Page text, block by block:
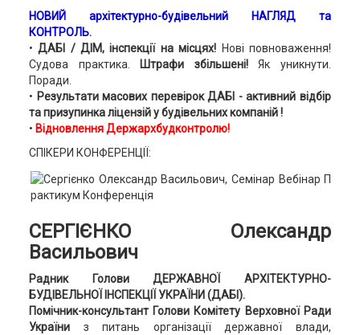
НОВИЙ архітектурно-будівельний НАГЛЯД та
КОНТРОЛЬ.
•ДАБІ / ДІМ, інспекції на місцях! Нові повноваження!
Судова практика.
Штрафи збільшені!
Як уникнути.
Поради.
• Результати масових перевірок ДАБІ - активний відбір
та призупинка ліцензій у будівельних компаній !
• Відновлення Держархбудконтролю!
СПІКЕРИ КОНФЕРЕНЦІЇ:
СЕРГІЄНКО Олександр
Васильович
Радник Голови ДЕРЖАВНОЇ АРХІТЕКТУРНО-
БУДІВЕЛЬНОЇ ІНСПЕКЦІЇ УКРАЇНИ (ДАБІ).
Помічник-консультант Голови Комітету Верховної Ради
України з питань організації державної влади,